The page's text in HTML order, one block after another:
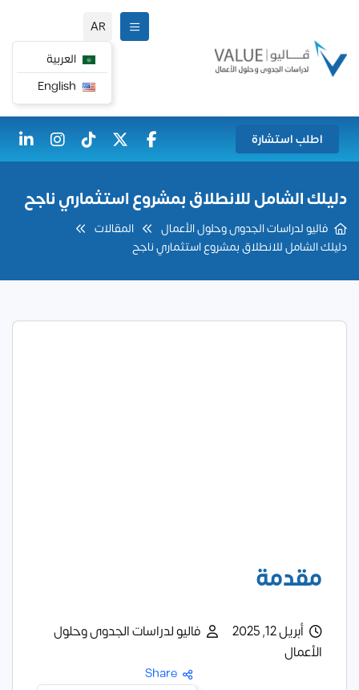
AR
العربية
اطلب استشارة
دليلك الشامل للانطلاق بمشروع استثماري ناجح
فاليو لدراسات الجدوى وحلول الأعمال
المقالات
دليلك الشامل للانطلاق بمشروع استثماري ناجح
مقدمة
أبريل 12, 2025
فاليو لدراسات الجدوى وحلول
الأعمال
Share